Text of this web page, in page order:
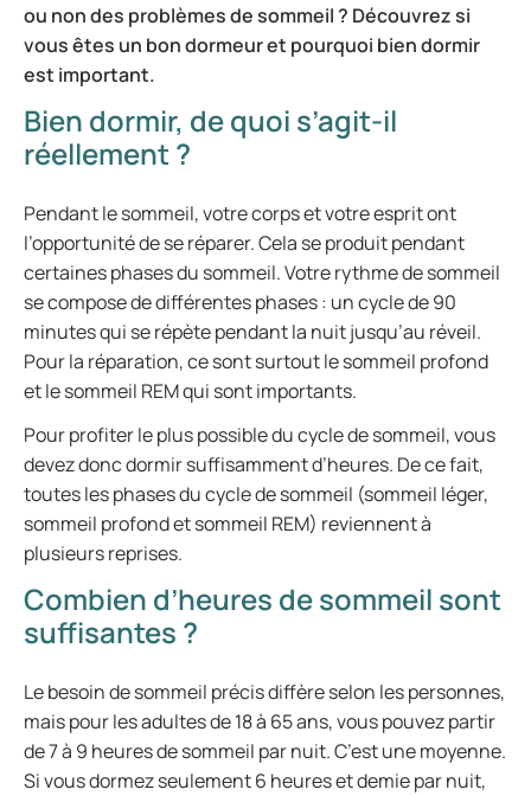
ou non des problèmes de sommeil ? Découvrez si
vous êtes un bon dormeur et pourquoi bien dormir
est important.
Bien dormir, de quoi s’agit-il
réellement ?
Pendant le sommeil, votre corps et votre esprit ont
l’opportunité de se réparer. Cela se produit pendant
certaines phases du sommeil. Votre rythme de sommeil
se compose de différentes phases : un cycle de 90
minutes qui se répète pendant la nuit jusqu’au réveil.
Pour la réparation, ce sont surtout le sommeil profond
et le sommeil REM qui sont importants.
Pour profiter le plus possible du cycle de sommeil, vous
devez donc dormir suffisamment d’heures. De ce fait,
toutes les phases du cycle de sommeil (sommeil léger,
sommeil profond et sommeil REM) reviennent à
plusieurs reprises.
Combien d’heures de sommeil sont
suffisantes ?
Le besoin de sommeil précis diffère selon les personnes,
mais pour les adultes de 18 à 65 ans, vous pouvez partir
de 7 à 9 heures de sommeil par nuit. C’est une moyenne.
Si vous dormez seulement 6 heures et demie par nuit,